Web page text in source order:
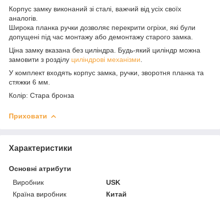
Корпус замку виконаний зі сталі, важчий від усіх своїх
аналогів.
Широка планка ручки дозволяє перекрити огріхи, які були
допущені під час монтажу або демонтажу старого замка.
Ціна замку вказана без циліндра. Будь-який циліндр можна
замовити з розділу циліндрові механізми
У комплект входять корпус замка, ручки, зворотня планка та
стяжки 6 мм.
Колір: Стара бронза
Приховати
Характеристики
Основні атрибути
Виробник
USK
Країна виробник
Китай